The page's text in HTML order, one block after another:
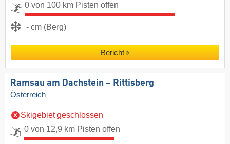
0 von 100 km Pisten offen
- cm (Berg)
Bericht
Ramsau am Dachstein – Rittisberg
Österreich
Skigebiet geschlossen
0 von 12,9 km Pisten offen